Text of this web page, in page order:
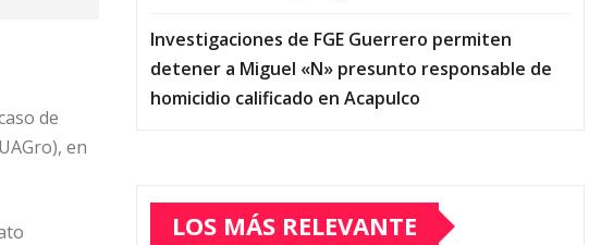
de
en
Investigaciones de FGE Guerrero permiten
detener a Miguel «N» presunto responsable de
homicidio calificado en Acapulco
LOS MÁS RELEVANTE